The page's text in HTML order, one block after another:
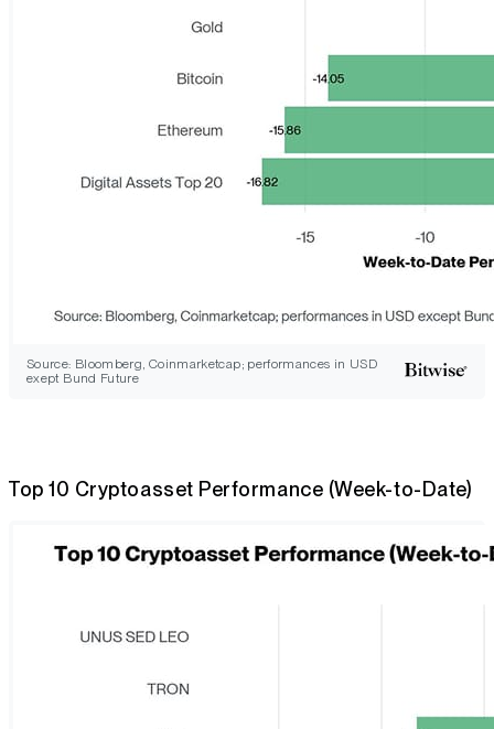
Source: Bloomberg, Coinmarketcap; performances in USD
exept Bund Future
Top 10 Cryptoasset Performance (Week-to-Date)